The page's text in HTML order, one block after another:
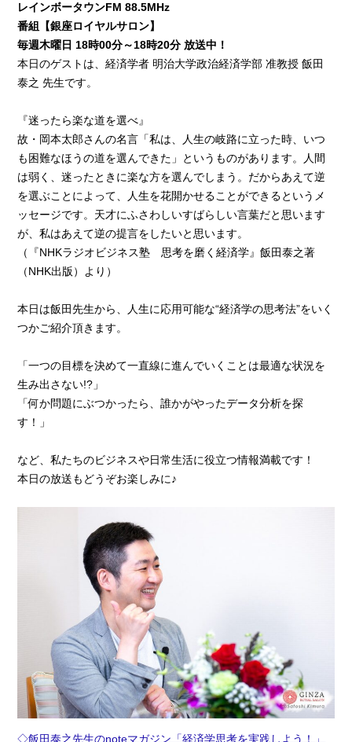
レインボータウンFM 88.5MHz
番組【銀座ロイヤルサロン】
毎週木曜日 18時00分～18時20分 放送中！
本日のゲストは、経済学者 明治大学政治経済学部 准教授 飯田
泰之 先生です。
『迷ったら楽な道を選べ』
故・岡本太郎さんの名言「私は、人生の岐路に立った時、いつ
も困難なほうの道を選んできた」というものがあります。人間
は弱く、迷ったときに楽な方を選んでしまう。だからあえて逆
を選ぶことによって、人生を花開かせることができるというメ
ッセージです。天才にふさわしいすばらしい言葉だと思います
が、私はあえて逆の提言をしたいと思います。
（『NHKラジオビジネス塾 思考を磨く経済学』飯田泰之著
（NHK出版）より）
本日は飯田先生から、人生に応用可能な“経済学の思考法”をいく
つかご紹介頂きます。
「一つの目標を決めて一直線に進んでいくことは最適な状況を
生み出さない!?」
「何か問題にぶつかったら、誰かがやったデータ分析を探
す！」
など、私たちのビジネスや日常生活に役立つ情報満載です！
本日の放送もどうぞお楽しみに♪
◇飯田泰之先生のnoteマガジン「経済学思考を実践しよう！」